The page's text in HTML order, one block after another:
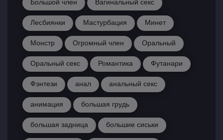
Большой член Вагинальный секс
Лесбиянки Мастурбация Минет
Монстр Огромный член Оральный
Оральный секс Романтика Футанари
Фэнтези анал анальный секс
анимация большая грудь
большая задница большие сиськи